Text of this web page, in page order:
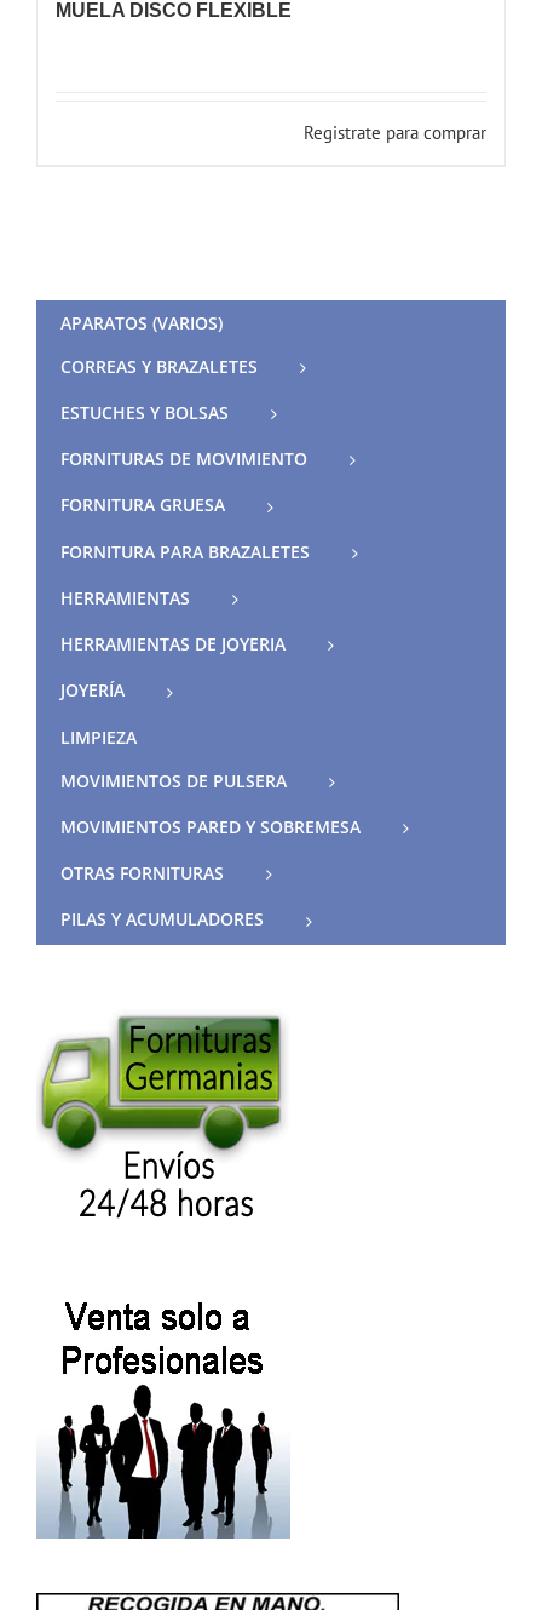
MUELA DISCO FLEXIBLE
Registrate para comprar
APARATOS (VARIOS)
CORREAS Y BRAZALETES
ESTUCHES Y BOLSAS
FORNITURAS DE MOVIMIENTO
FORNITURA GRUESA
FORNITURA PARA BRAZALETES
HERRAMIENTAS
HERRAMIENTAS DE JOYERIA
JOYERÍA
LIMPIEZA
MOVIMIENTOS DE PULSERA
MOVIMIENTOS PARED Y SOBREMESA
OTRAS FORNITURAS
PILAS Y ACUMULADORES